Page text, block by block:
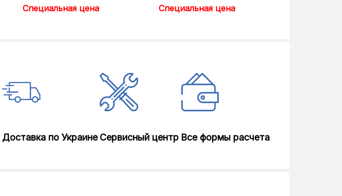
Специальная цена Специальная цена
Доставка по Украине Сервисный центр Все формы расчета